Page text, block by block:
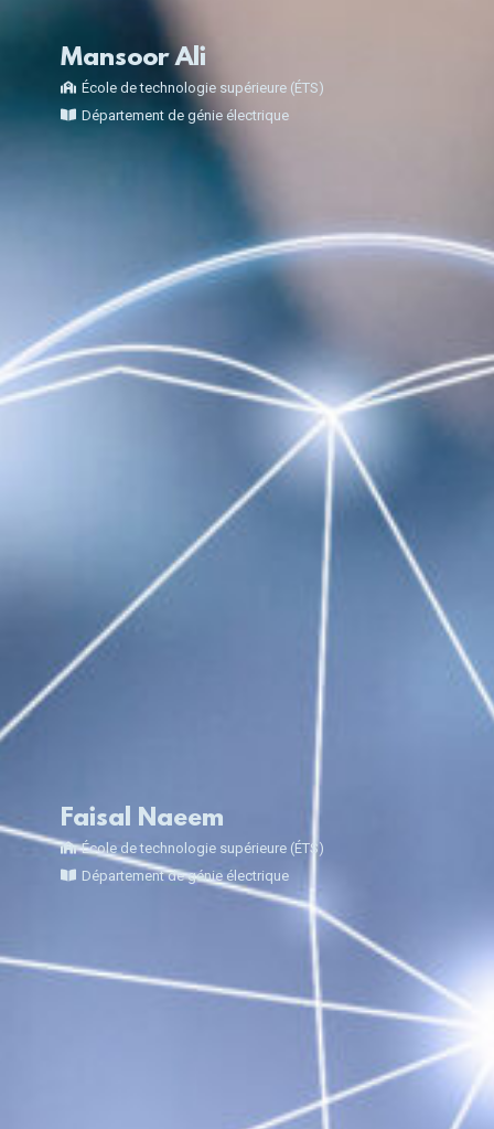
Mansoor Ali
École de technologie supérieure (ÉTS)
Département de génie électrique
Faisal Naeem
École de technologie supérieure (ÉTS)
Département de génie électrique